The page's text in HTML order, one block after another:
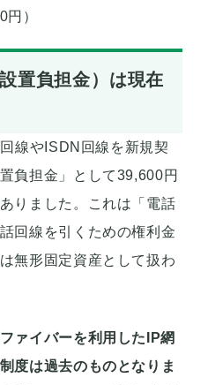
）
置負担金）は現在
線やISDN回線を新規契
負担金」として39,600円
りました。これは「電話
回線を引くための権利金
無形固定資産として扱わ
ァイバーを利用したIP網
度は過去のものとなりま